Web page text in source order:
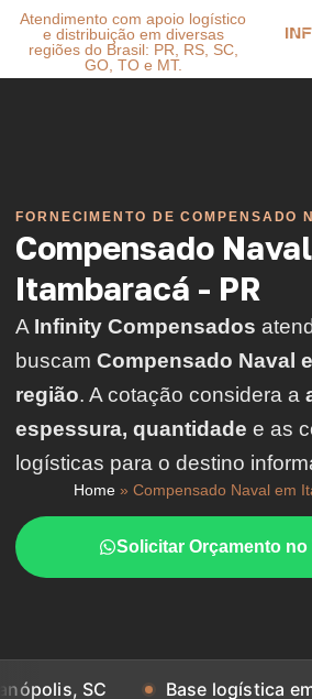
Atendimento com apoio logístico
e distribuição em diversas
regiões do Brasil: PR, RS, SC,
GO, TO e MT.
FORNECIMENTO DE COMPENSADO
Compensado
Itambaracá - PR
A Infinity Compensados
buscam Compensado Naval
região. A cotação considera a
espessura, quantidade e as
logísticas para o destino
Home » Compensado Naval em
Solicitar Orçamento
Base logística em Balneário